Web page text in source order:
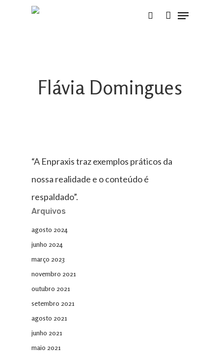
Flávia Domingues
“A Enpraxis traz exemplos práticos da
nossa realidade e o conteúdo é
respaldado”.
Arquivos
agosto 2024
junho 2024
março 2023
novembro 2021
outubro 2021
setembro 2021
agosto 2021
junho 2021
maio 2021